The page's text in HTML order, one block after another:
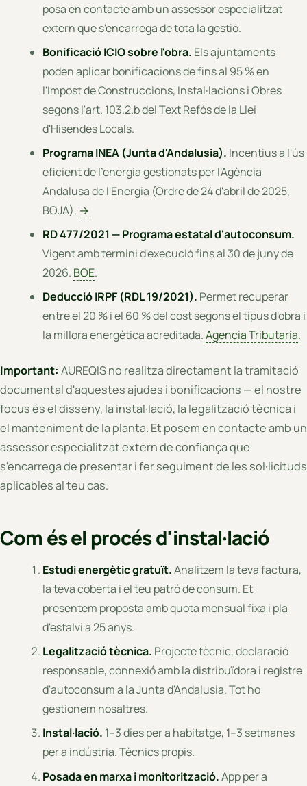
posa en contacte amb un assessor especialitzat
extern que s'encarrega de tota la gestió.
Bonificació ICIO sobre l'obra. Els ajuntaments
poden aplicar bonificacions de fins al 95 % en
l'Impost de Construccions, Instal·lacions i Obres
segons l'art. 103.2.b del Text Refós de la Llei
d'Hisendes Locals.
Programa INEA (Junta d'Andalusia). Incentius a l'ús
eficient de l'energia gestionats per l'Agència
Andalusa de l'Energia (Ordre de 24 d'abril de 2025,
BOJA). →
RD 477/2021 — Programa estatal d'autoconsum.
Vigent amb termini d'execució fins al 30 de juny de
2026. BOE.
Deducció IRPF (RDL 19/2021). Permet recuperar
entre el 20 % i el 60 % del cost segons el tipus d'obra i
la millora energètica acreditada.Agencia Tributaria.
Important: AUREQIS no realitza directament la tramitació
documental d'aquestes ajudes i bonificacions — el nostre
focus és el disseny, la instal·lació, la legalització tècnica i
el manteniment de la planta. Et posem en contacte amb un
assessor especialitzat extern de confiança que
s'encarrega de presentar i fer seguiment de les sol·licituds
aplicables al teu cas.
Com és el procés d'instal·lació
Estudi energètic gratuït.Analitzem la teva factura,
la teva coberta i el teu patró de consum. Et
presentem proposta amb quota mensual fixa i pla
d'estalvi a 25 anys.
Legalització tècnica. Projecte tècnic, declaració
responsable, connexió amb la distribuïdora i registre
d'autoconsum a la Junta d'Andalusia. Tot ho
gestionem nosaltres.
Instal·lació. 1–3 dies per a habitatge, 1–3 setmanes
per a indústria. Tècnics propis.
Posada en marxa i monitorització.App per a